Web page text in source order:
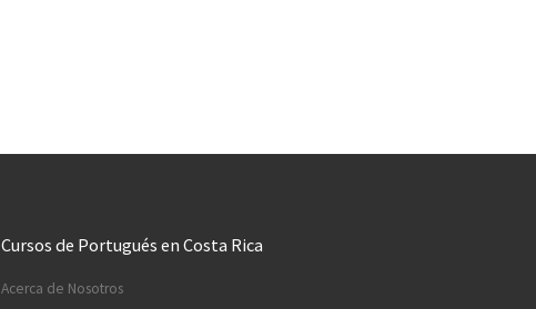
Cursos de Portugués en Costa Rica
Acerca de Nosotros